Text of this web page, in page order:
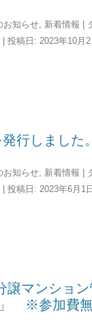
お知らせ 新着情報 |
| 投稿日: 2023年10月
行しました
お知らせ 新着情報 |
| 投稿日: 2023年6月1
マンション
ー」 ※参加